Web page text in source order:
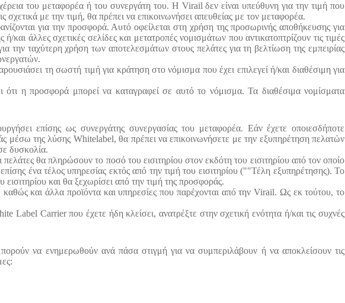
του μεταφορέα ή του συνεργάτη του. Η Virail δεν είναι υπεύθυνη για την τιμή που
με την τιμή, θα πρέπει να επικοινωνήσει απευθείας με τον μεταφορέα.
για την προσφορά. Αυτό οφείλεται στη χρήση της προσωρινής αποθήκευσης για
άλλες σχετικές σελίδες και μετατροπές νομισμάτων που αντικατοπτρίζουν τις τιμές
την ταχύτερη χρήση των αποτελεσμάτων στους πελάτες για τη βελτίωση της εμπειρίας
τη σωστή τιμή για κράτηση στο νόμισμα που έχει επιλεγεί ή/και διαθέσιμη για
η προσφορά μπορεί να καταγραφεί σε αυτό το νόμισμα. Τα διαθέσιμα νομίσματα
επίσης ως συνεργάτης συνεργασίας του μεταφορέα. Εάν έχετε οποιεσδήποτε
μέσω της λύσης Whitelabel, θα πρέπει να επικοινωνήσετε με την εξυπηρέτηση πελατών
δυσκολία.
θα πληρώσουν το ποσό του εισιτηρίου στον εκδότη του εισιτηρίου από τον οποίο
ένα τέλος υπηρεσίας εκτός από την τιμή του εισιτηρίου (""Τέλη εξυπηρέτησης). Το
και θα ξεχωρίσει από την τιμή της προσφοράς.
και άλλα προϊόντα και υπηρεσίες που παρέχονται από την Virail. Ως εκ τούτου, το
Label Carrier που έχετε ήδη κλείσει, ανατρέξτε στην σχετική ενότητα ή/και τις συχνές
να ενημερωθούν ανά πάσα στιγμή για να συμπεριλάβουν ή να αποκλείσουν τις